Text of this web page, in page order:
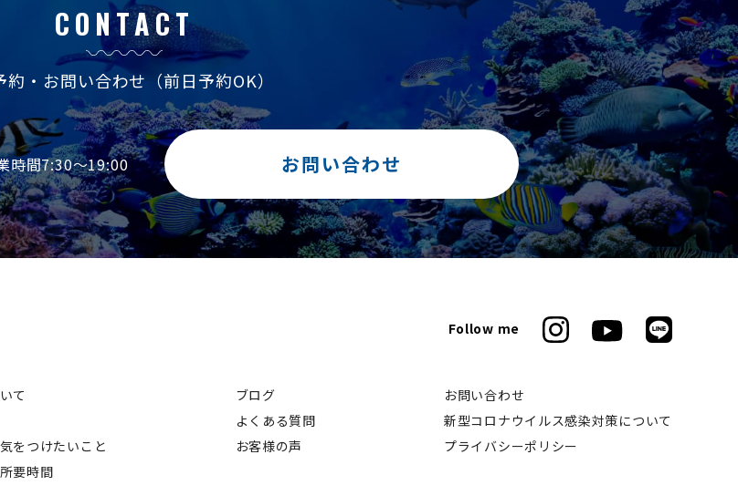
CONTACT
約・お問い合わせ （前日予約OK）
時間7:30～19:00 お問い合わせ
Follow me
て
をつけたいこと
要時間
ブログ
よくある質問
お客様の声
お問い合わせ
新型コロナウイルス感染対策について
プライバシーポリシー